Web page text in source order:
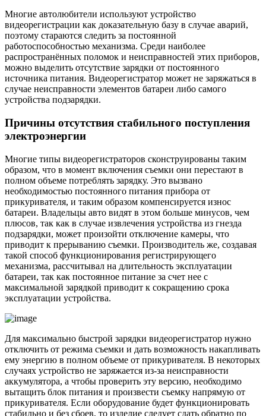
Многие автолюбители используют устройство
видеорегистрации как доказательную базу в случае аварий,
поэтому стараются следить за постоянной
работоспособностью механизма. Среди наиболее
распространённых поломок и неисправностей этих приборов,
можно выделить отсутствие зарядки от постоянного
источника питания. Видеорегистратор может не заряжаться в
случае неисправности элементов батареи либо самого
устройства подзарядки.
Причины отсутствия стабильного поступления
электроэнергии
Многие типы видеорегистраторов сконструированы таким
образом, что в момент включения съемки они перестают в
полном объеме потреблять зарядку. Это вызвано
необходимостью постоянного питания прибора от
прикуривателя, и таким образом компенсируется износ
батареи. Владельцы авто видят в этом больше минусов, чем
плюсов, так как в случае извлечения устройства из гнезда
подзарядки, может произойти отключение камеры, что
приводит к прерыванию съемки. Производитель же, создавая
такой способ функционирования регистрирующего
механизма, рассчитывал на длительность эксплуатации
батареи, так как постоянное питание за счет нее с
максимальной зарядкой приводит к сокращению срока
эксплуатации устройства.
Для максимально быстрой зарядки видеорегистратор нужно
отключить от режима съемки и дать возможность накапливать
ему энергию в полном объеме от прикуривателя. В некоторых
случаях устройство не заряжается из-за неисправности
аккумулятора, а чтобы проверить эту версию, необходимо
вытащить блок питания и произвести съемку напрямую от
прикуривателя. Если оборудование будет функционировать
стабильно и без сбоев, то изделие следует сдать обратно по